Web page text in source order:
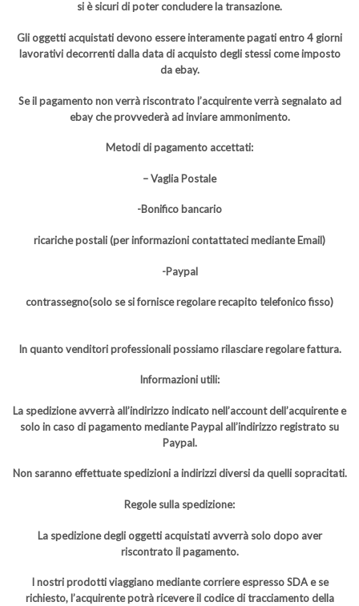
si è sicuri di poter concludere la transazione.
Gli oggetti acquistati devono essere interamente pagati entro 4 giorni
lavorativi decorrenti dalla data di acquisto degli stessi come imposto
da ebay.
Se il pagamento non verrà riscontrato l’acquirente verrà segnalato ad
ebay che provvederà ad inviare ammonimento.
Metodi di pagamento accettati:
– Vaglia Postale
-Bonifico bancario
ricariche postali (per informazioni contattateci mediante Email)
-Paypal
contrassegno(solo se si fornisce regolare recapito telefonico fisso)
In quanto venditori professionali possiamo rilasciare regolare fattura.
Informazioni utili:
La spedizione avverrà all’indirizzo indicato nell’account dell’acquirente e
solo in caso di pagamento mediante Paypal all’indirizzo registrato su
Paypal.
Non saranno effettuate spedizioni a indirizzi diversi da quelli sopracitati.
Regole sulla spedizione:
La spedizione degli oggetti acquistati avverrà solo dopo aver
riscontrato il pagamento.
I nostri prodotti viaggiano mediante corriere espresso SDA e se
richiesto, l’acquirente potrà ricevere il codice di tracciamento della